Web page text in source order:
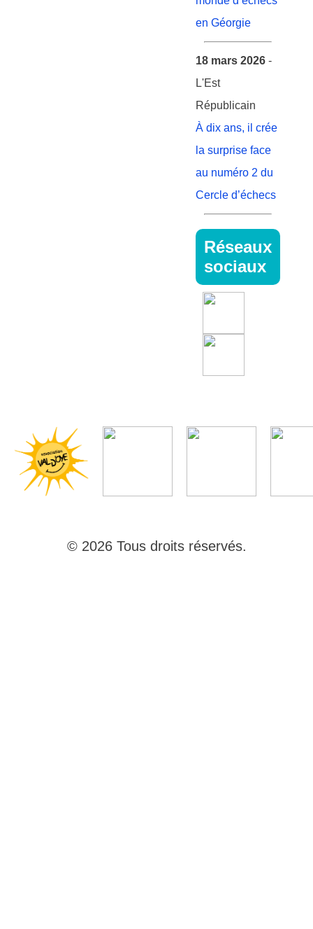
en Géorgie
18 mars 2026 -
L'Est
Républicain
À dix ans, il crée
la surprise face
au numéro 2 du
Cercle d’échecs
Réseaux
sociaux
© 2026 Tous droits réservés.